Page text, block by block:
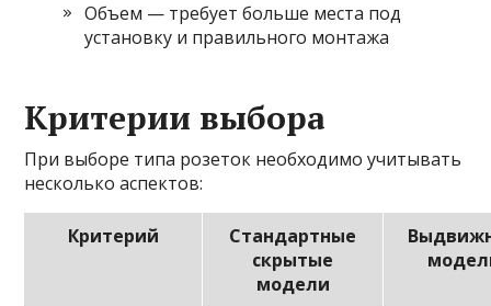
Объем — требует больше места под
установку и правильного монтажа
Критерии выбора
При выборе типа розеток необходимо учитывать
несколько аспектов:
Критерий
Стандартные
скрытые
модели